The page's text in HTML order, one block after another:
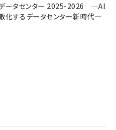
データセンター 2025-2026 ―AI
散化するデータセンター新時代―